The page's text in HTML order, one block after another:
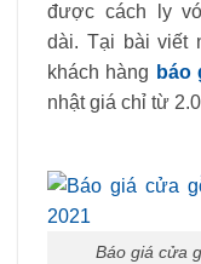
được cách ly
dài. Tại bài viết
khách hàng báo
nhật giá chỉ từ
Báo giá cửa